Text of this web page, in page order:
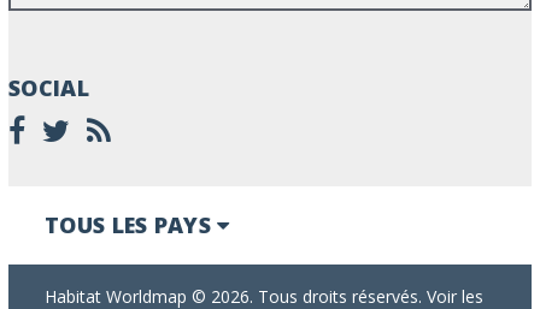
SOCIAL
TOUS LES PAYS
Habitat Worldmap © 2026. Tous droits réservés. Voir les